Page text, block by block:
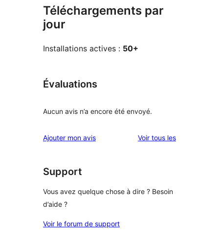
Téléchargements par
jour
Installations actives : 50+
Évaluations
Aucun avis n’a encore été envoyé.
Ajouter mon avis Voir tous lesavis
Support
Vous avez quelque chose à dire ? Besoin
d’aide ?
Voir le forum de support